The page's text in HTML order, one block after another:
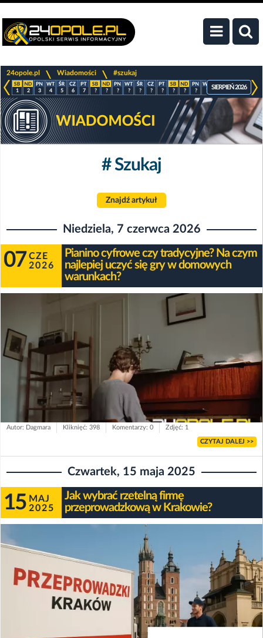
24opole.pl Wiadomości #szukaj
1 2 3 4 5 6 7 ? ? ? ? ? ? ? ? ? ? ? ? ? ?
SIERPIEŃ 2026
# Szukaj
Znajdź artykuł
Niedziela, 7 czerwca 2026
07 CZE
2026
Pianino cyfrowe czy tradycyjne? Na czym
najlepiej uczyć się gry w domowych
warunkach?
Autor: Dagmara Kliknięć: 398 Komentarzy: 0 Zdjęć: 1
CZYTAJ DALEJ >>
Czwartek, 15 maja 2025
15 MAJ
2025
Jak wybrać rzetelną firmę
przeprowadzkową w Krakowie?